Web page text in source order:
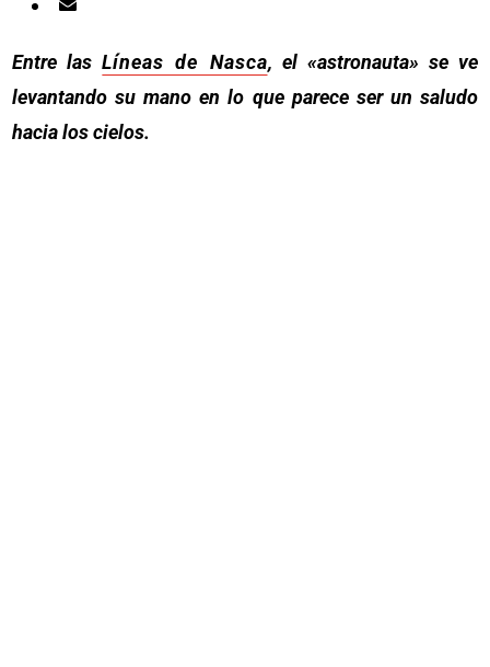
Entre lasLíneas de Nasca, el «astronauta» se ve
levantando su mano en lo que parece ser un saludo
hacia los cielos.